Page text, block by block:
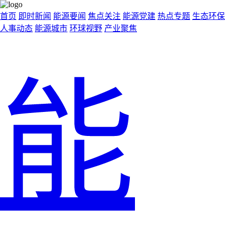
首页 即时新闻 能源要闻 焦点关注 能源党建 热点专题 生态环保
人事动态 能源城市 环球视野 产业聚焦
能